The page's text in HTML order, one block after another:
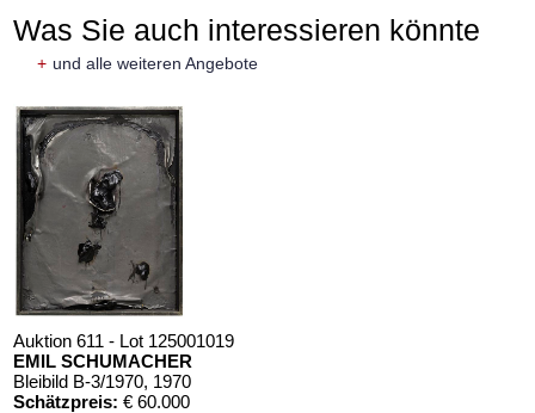
Was Sie auch interessieren könnte
+ und alle weiteren Angebote
Auktion 611 - Lot 125001019
EMIL SCHUMACHER
Bleibild B-3/1970, 1970
Schätzpreis: € 60.000